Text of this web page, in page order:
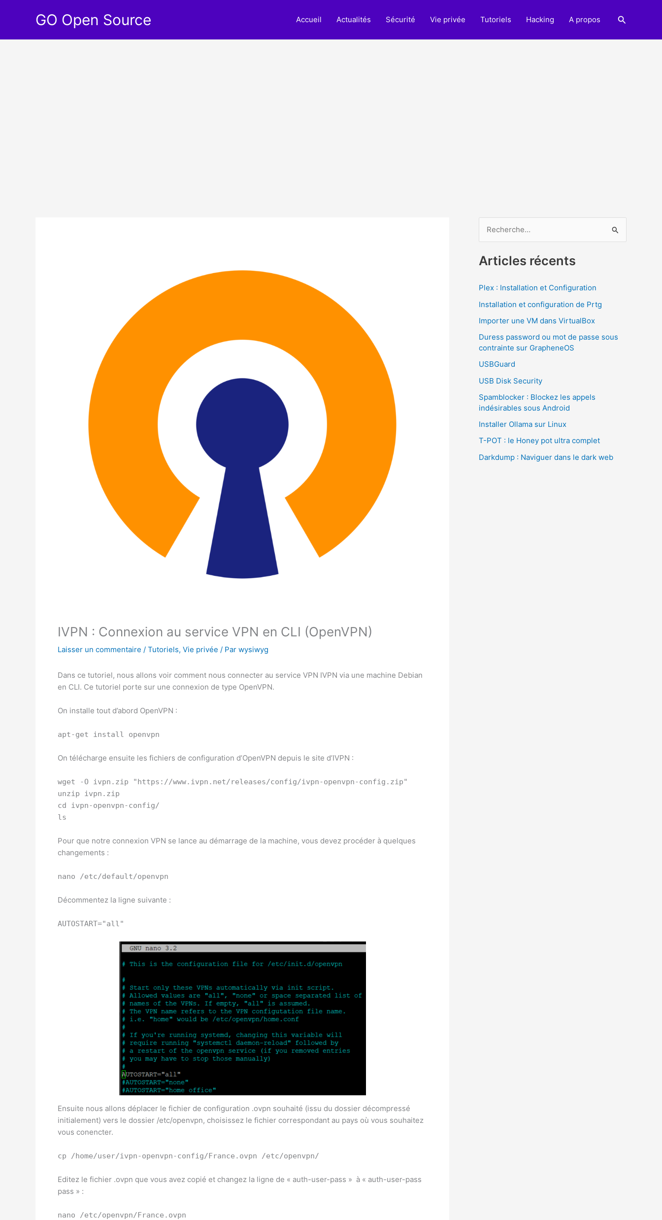
GO Open Source Accueil Actualités Sécurité Vie privée Tutoriels Hacking A propos
IVPN : Connexion au service VPN en CLI (OpenVPN)
Laisser un commentaire / Tutoriels, Vie privée / Par wysiwyg
Dans ce tutoriel, nous allons voir comment nous connecter au service VPN IVPN via une machine Debian
en CLI. Ce tutoriel porte sur une connexion de type OpenVPN.
On installe tout d’abord OpenVPN :
apt-get install openvpn
On télécharge ensuite les fichiers de configuration d’OpenVPN depuis le site d’IVPN :
wget -O ivpn.zip "https://www.ivpn.net/releases/config/ivpn-openvpn-config.zip"
unzip ivpn.zip
cd ivpn-openvpn-config/
ls
Pour que notre connexion VPN se lance au démarrage de la machine, vous devez procéder à quelques
changements :
nano /etc/default/openvpn
Décommentez la ligne suivante :
AUTOSTART="all"
Ensuite nous allons déplacer le fichier de configuration .ovpn souhaité (issu du dossier décompressé
initialement) vers le dossier /etc/openvpn, choisissez le fichier correspondant au pays où vous souhaitez
vous conencter.
cp /home/user/ivpn-openvpn-config/France.ovpn /etc/openvpn/
Editez le fichier .ovpn que vous avez copié et changez la ligne de « auth-user-pass » à « auth-user-pass
pass » :
nano /etc/openvpn/France.ovpn
h
e
e
:
Articles récents
Plex : Installation et Configuration
Installation et configuration de Prtg
Importer une VM dans VirtualBox
Duress password ou mot de passe sous
contrainte sur GrapheneOS
USBGuard
USB Disk Security
Spamblocker : Blockez les appels
indésirables sous Android
Installer Ollama sur Linux
T-POT : le Honey pot ultra complet
Darkdump : Naviguer dans le dark web